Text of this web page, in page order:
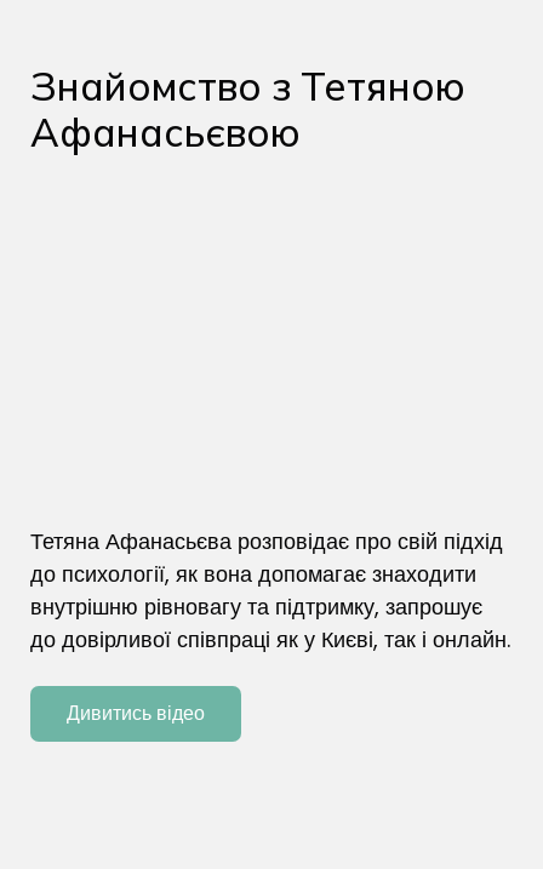
Знайомство з Тетяною
Афанасьєвою
Тетяна Афанасьєва розповідає про свій підхід
до психології, як вона допомагає знаходити
внутрішню рівновагу та підтримку, запрошує
до довірливої співпраці як у Києві, так і онлайн.
Дивитись відео